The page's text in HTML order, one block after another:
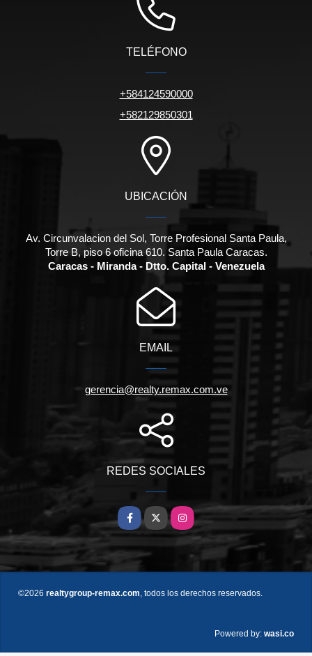
TELÉFONO
+584124590000
+582129850301
UBICACIÓN
Av. Circunvalacion del Sol, Torre Profesional Santa Paula,
Torre B, piso 6 oficina 610. Santa Paula Caracas.
Caracas - Miranda - Dtto. Capital - Venezuela
EMAIL
gerencia@realty.remax.com.ve
REDES SOCIALES
Facebook
X Instagram
©2026 realtygroup-remax.com, todos los derechos reservados.
Powered by: wasi.co